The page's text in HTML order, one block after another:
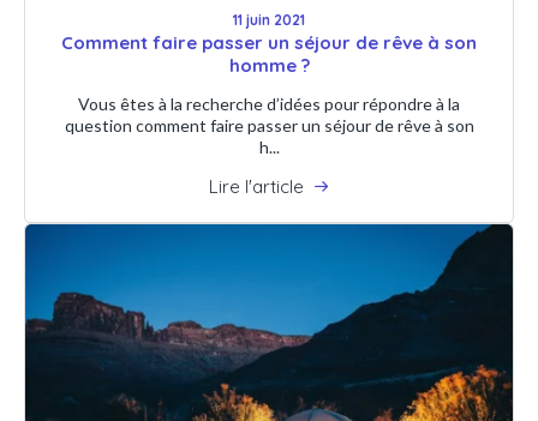
11 juin 2021
Comment faire passer un séjour de rêve à son
homme ?
Vous êtes à la recherche d’idées pour répondre à la
question comment faire passer un séjour de rêve à son
h...
Lire l'article